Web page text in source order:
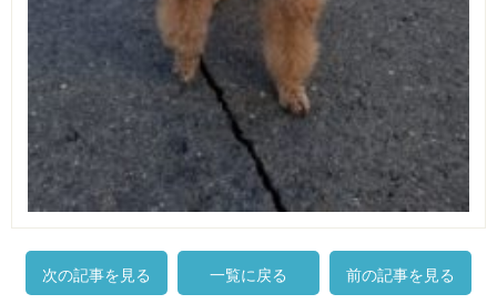
次の記事を見る 一覧に戻る 前の記事を見る